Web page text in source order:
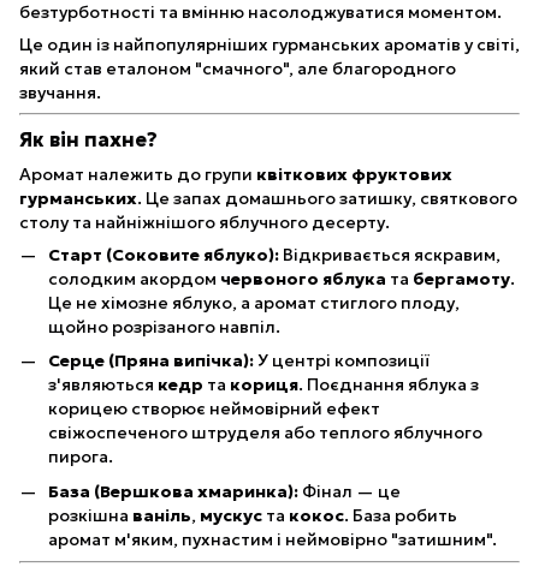
безтурботності та вмінню насолоджуватися моментом.
Це один із найпопулярніших гурманських ароматів у світі,
який став еталоном "смачного", але благородного
звучання.
Як він пахне?
Аромат належить до групи квіткових фруктових
гурманських. Це запах домашнього затишку, святкового
столу та найніжнішого яблучного десерту.
Старт (Соковите яблуко): Відкривається яскравим,
солодким акордом червоного яблука та бергамоту.
Це не хімозне яблуко, а аромат стиглого плоду,
щойно розрізаного навпіл.
Серце (Пряна випічка):У центрі композиції
з'являються кедр та кориця. Поєднання яблука з
корицею створює неймовірний ефект
свіжоспеченого штруделя або теплого яблучного
пирога.
База (Вершкова хмаринка): Фінал — це
розкішна ваніль, мускус та кокос. База робить
аромат м'яким, пухнастим і неймовірно "затишним".